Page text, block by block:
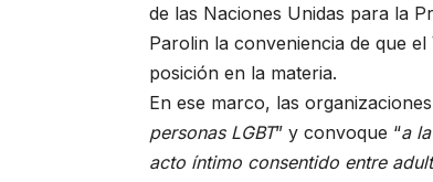
de las Naciones Unidas para la
Parolin la conveniencia de que
posición en la materia.
En ese marco, las
personas LGBT” y convoque “a
acto íntimo consentido entre